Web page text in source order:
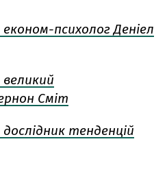
психолог Деніел
великий
Сміт
тенденцій